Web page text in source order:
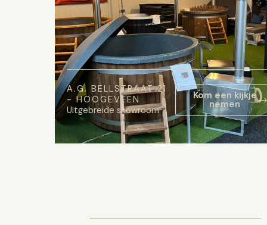
A.G. BELLSTRAAT 21
- HOOGEVEEN
Uitgebreide showroom
Kom een kijkje
nemen